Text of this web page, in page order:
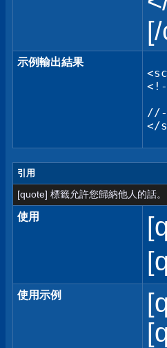
示例輸出結果
</
引用
[quote] 標籤允許您歸納他人的話。
使用
使用示例